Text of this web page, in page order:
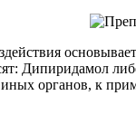
Дипиридамол
иных органов, к